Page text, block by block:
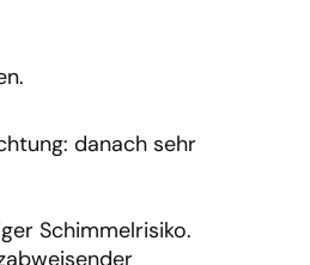
danach sehr
Schimmelrisiko.